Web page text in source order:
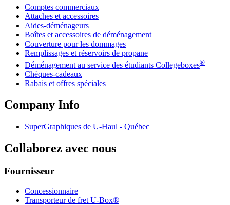
Comptes commerciaux
Attaches et accessoires
Aides-déménageurs
Boîtes et accessoires de déménagement
Couverture pour les dommages
Remplissages et réservoirs de propane
Déménagement au service des étudiants Collegeboxes®
Chèques-cadeaux
Rabais et offres spéciales
Company Info
SuperGraphiques de U-Haul - Québec
Collaborez avec nous
Fournisseur
Concessionnaire
Transporteur de fret U-Box®